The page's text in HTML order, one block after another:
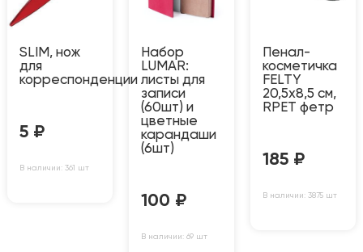
SLIM, нож
для
корреспонденции
5 ₽
В наличии: 361 шт
Набор
LUMAR:
листы для
записи
(60шт) и
цветные
карандаши
(6шт)
100 ₽
В наличии: 69 шт
Пенал-
косметичка
FELTY
20,5х8,5 см,
RPET фетр
185 ₽
В наличии: 3875 шт